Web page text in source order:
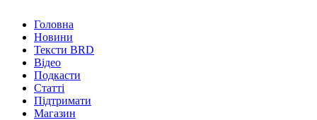
Головна
Новини
Тексти BRD
Відео
Подкасти
Статті
Підтримати
Магазин